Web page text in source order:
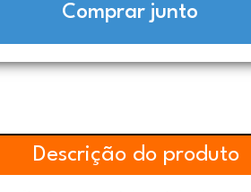
Comprar junto
Descrição do produto